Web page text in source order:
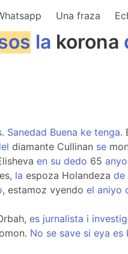
Una fraza
la korona
. Sanedad Buena ke tenga.
diamante Cullinan se
en su dedo 65
la espoza Holandeza de
, estamoz vyendo el aniyo
es jurnalista i
No se save si eya es